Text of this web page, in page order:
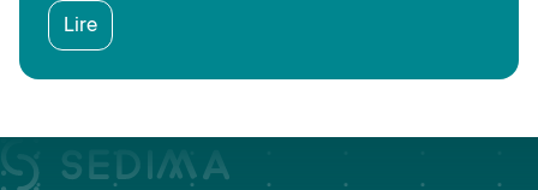
Lire